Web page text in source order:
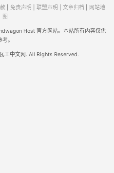
免责声明 联盟声明 文章归档
网站地
图
Host 官方网站。本站所有内容仅供
考。
中文网. All Rights Reserved.